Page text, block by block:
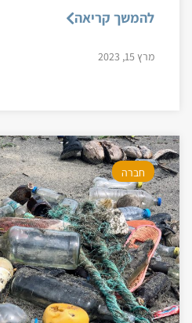
להמשך קריאה
מרץ 15, 2023
חברה